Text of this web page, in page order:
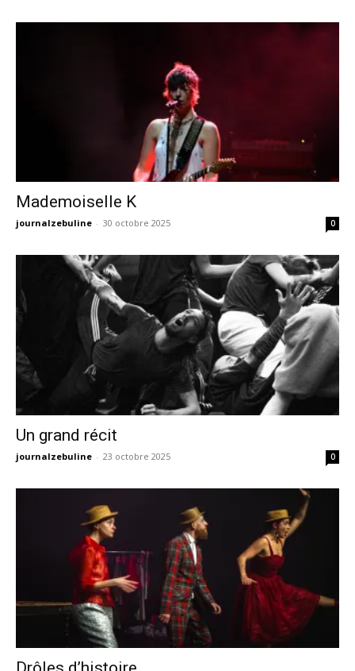
Mademoiselle K
journalzebuline - 30 octobre 2025 0
Un grand récit
journalzebuline - 23 octobre 2025 0